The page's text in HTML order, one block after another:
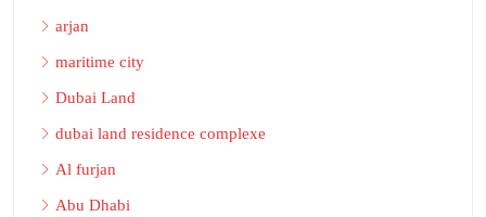
arjan
maritime city
Dubai Land
dubai land residence complexe
Al furjan
Abu Dhabi